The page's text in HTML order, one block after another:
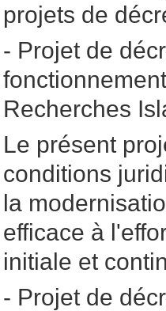
projets de
- Projet de
Recherches
Le présent
conditions
la
efficace à
initiale et
- Projet de